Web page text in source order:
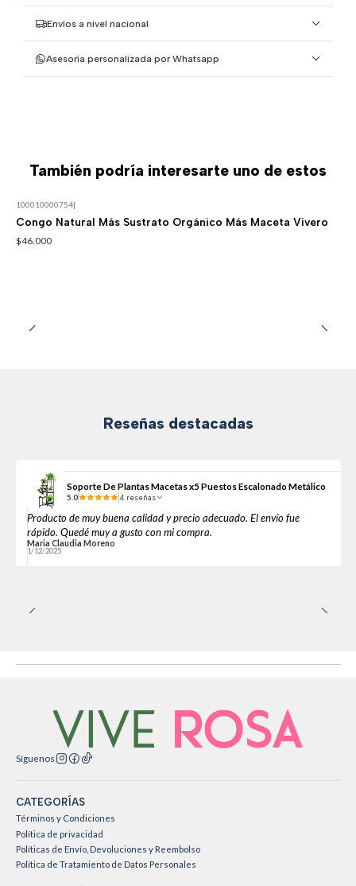
Envíos a nivel nacional
Asesoría personalizada por Whatsapp
También podría interesarte uno de estos
100010000754|
Congo Natural Más Sustrato Orgánico Más Maceta Vivero
$46.000
Reseñas destacadas
Soporte De Plantas Macetas x5 Puestos Escalonado Metálico
5.0 4 reseñas
Producto de muy buena calidad y precio adecuado. El envío fue
rápido. Quedé muy a gusto con mi compra.
Maria Claudia Moreno
1/12/2025
Síguenos
CATEGORÍAS
Términos y Condiciones
Política de privacidad
Políticas de Envío, Devoluciones y Reembolso
Política de Tratamiento de Datos Personales